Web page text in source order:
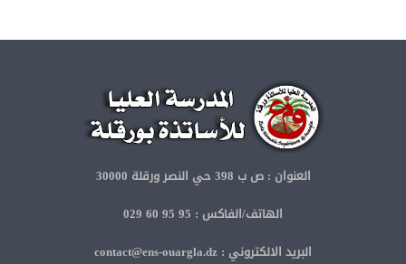
العنوان : ص ب 398 حي النصر ورقلة 30000
الهاتف/الفاكس : 95 95 60 029
البريد الالكتروني : contact@ens-ouargla.dz